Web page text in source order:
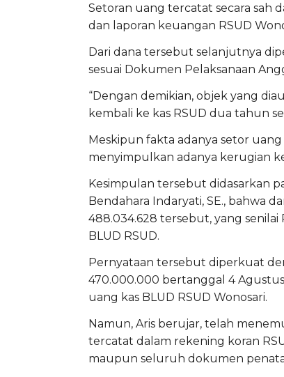
Setoran uang tercatat secara sah
dan laporan keuangan RSUD
Dari dana tersebut selanjutnya
sesuai Dokumen Pelaksanaan
“Dengan demikian, objek yang
kembali ke kas RSUD dua tahun
Meskipun fakta adanya setor
menyimpulkan adanya kerugian
Kesimpulan tersebut didasarkan
Bendahara Indaryati, SE., bahwa
488.034.628 tersebut, yang
BLUD RSUD.
Pernyataan tersebut diperkuat
470.000.000 bertanggal 4
uang kas BLUD RSUD Wonosari.
Namun, Aris berujar, telah
tercatat dalam rekening koran
maupun seluruh dokumen